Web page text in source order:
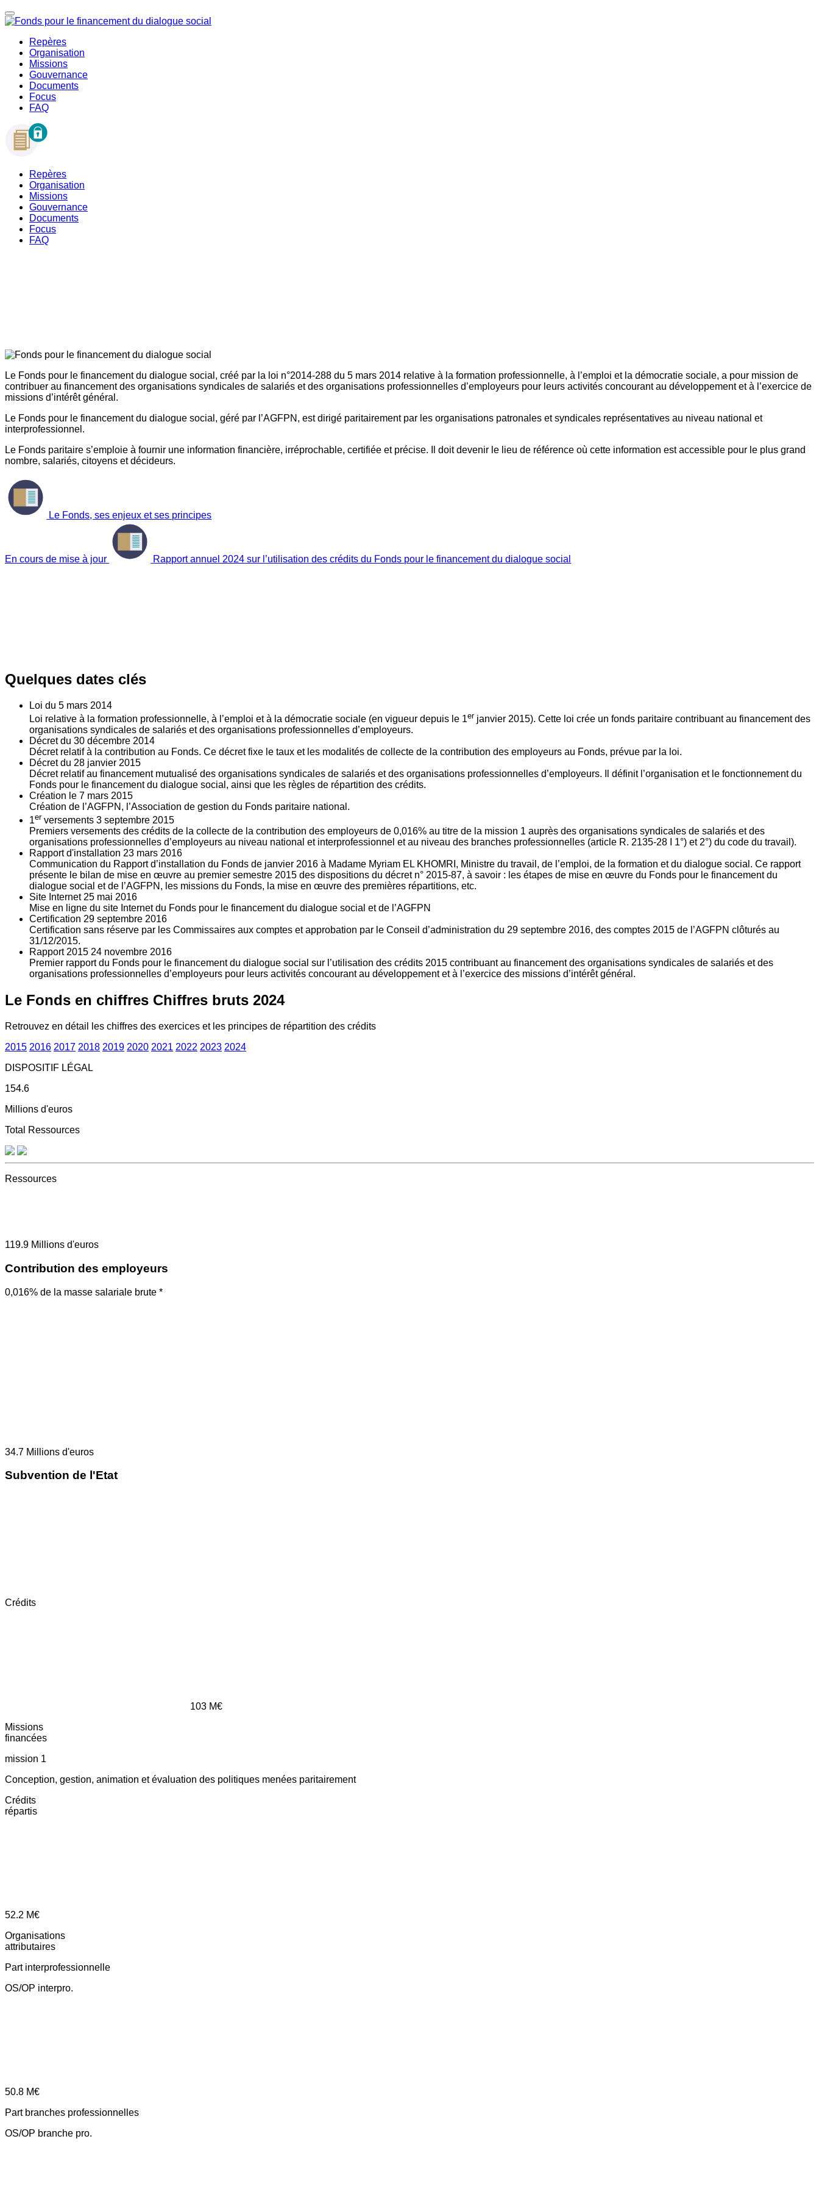
Repères
Organisation
Missions
Gouvernance
Documents
Focus
FAQ
Repères
Organisation
Missions
Gouvernance
Documents
Focus
FAQ
Le Fonds pour le financement du dialogue social, créé par la loi n°2014-288 du 5 mars 2014 relative à la formation professionnelle, à l’emploi et la démocratie sociale, a pour mission de
contribuer au financement des organisations syndicales de salariés et des organisations professionnelles d’employeurs pour leurs activités concourant au développement et à l’exercice de
missions d’intérêt général.
Le Fonds pour le financement du dialogue social, géré par l’AGFPN, est dirigé paritairement par les organisations patronales et syndicales représentatives au niveau national et
interprofessionnel.
Le Fonds paritaire s’emploie à fournir une information financière, irréprochable, certifiée et précise. Il doit devenir le lieu de référence où cette information est accessible pour le plus grand
nombre, salariés, citoyens et décideurs.
Le Fonds, ses enjeux et ses principes
En cours de mise à jour Rapport annuel 2024 sur l’utilisation des crédits du Fonds pour le financement du dialogue social
Quelques dates clés
Loi du 5 mars 2014
Loi relative à la formation professionnelle, à l’emploi et à la démocratie sociale (en vigueur depuis le 1er janvier 2015). Cette loi crée un fonds paritaire contribuant au financement des
organisations syndicales de salariés et des organisations professionnelles d’employeurs.
Décret du 30 décembre 2014
Décret relatif à la contribution au Fonds. Ce décret fixe le taux et les modalités de collecte de la contribution des employeurs au Fonds, prévue par la loi.
Décret du 28 janvier 2015
Décret relatif au financement mutualisé des organisations syndicales de salariés et des organisations professionnelles d’employeurs. Il définit l’organisation et le fonctionnement du
Fonds pour le financement du dialogue social, ainsi que les règles de répartition des crédits.
Création le 7 mars 2015
Création de l’AGFPN, l’Association de gestion du Fonds paritaire national.
1er versements 3 septembre 2015
Premiers versements des crédits de la collecte de la contribution des employeurs de 0,016% au titre de la mission 1 auprès des organisations syndicales de salariés et des
organisations professionnelles d’employeurs au niveau national et interprofessionnel et au niveau des branches professionnelles (article R. 2135‐28 I 1°) et 2°) du code du travail).
Rapport d'installation 23 mars 2016
Communication du Rapport d’installation du Fonds de janvier 2016 à Madame Myriam EL KHOMRI, Ministre du travail, de l’emploi, de la formation et du dialogue social. Ce rapport
présente le bilan de mise en œuvre au premier semestre 2015 des dispositions du décret n° 2015-87, à savoir : les étapes de mise en œuvre du Fonds pour le financement du
dialogue social et de l’AGFPN, les missions du Fonds, la mise en œuvre des premières répartitions, etc.
Site Internet 25 mai 2016
Mise en ligne du site Internet du Fonds pour le financement du dialogue social et de l’AGFPN
Certification 29 septembre 2016
Certification sans réserve par les Commissaires aux comptes et approbation par le Conseil d’administration du 29 septembre 2016, des comptes 2015 de l’AGFPN clôturés au
31/12/2015.
Rapport 2015 24 novembre 2016
Premier rapport du Fonds pour le financement du dialogue social sur l’utilisation des crédits 2015 contribuant au financement des organisations syndicales de salariés et des
organisations professionnelles d’employeurs pour leurs activités concourant au développement et à l’exercice des missions d’intérêt général.
Le Fonds en chiffres Chiffres bruts 2024
Retrouvez en détail les chiffres des exercices et les principes de répartition des crédits
2015 2016 2017 2018 2019 2020 2021 2022 2023 2024
DISPOSITIF LÉGAL
154.6
Millions d'euros
Total Ressources
Ressources
119.9 Millions d'euros
Contribution des employeurs
0,016% de la masse salariale brute *
34.7 Millions d'euros
Subvention de l'Etat
Crédits
103 M€
Missions
financées
mission 1
Conception, gestion, animation et évaluation des politiques menées paritairement
Crédits
répartis
52.2 M€
Organisations
attributaires
Part interprofessionnelle
OS/OP interpro.
50.8 M€
Part branches professionnelles
OS/OP branche pro.